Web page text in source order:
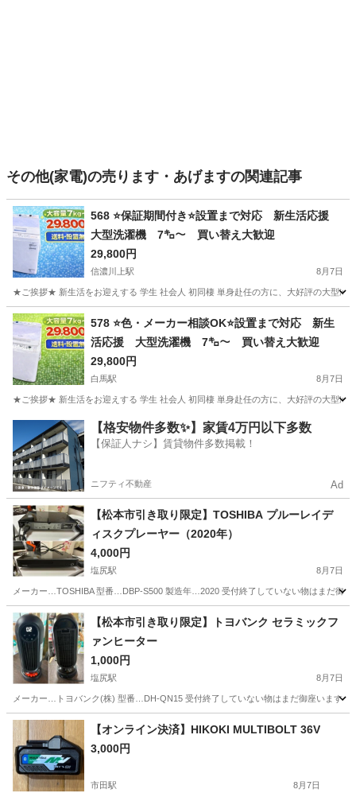
その他(家電)の売ります・あげますの関連記事
568 ⭐️保証期間付き⭐️設置まで対応 新生活応援
大型洗濯機 7㌔〜 買い替え大歓迎
29,800円
信濃川上駅 8月7日
★ご挨拶★ 新生活をお迎えする 学生 社会人 初同棲 単身赴任の方に、大好評の大型冷
長野 南佐久郡 信濃川上駅 生活家電 商品
578 ⭐️色・メーカー相談OK⭐️設置まで対応 新生
活応援 大型洗濯機 7㌔〜 買い替え大歓迎
29,800円
白馬駅 8月7日
★ご挨拶★ 新生活をお迎えする 学生 社会人 初同棲 単身赴任の方に、大好評の大型冷
北安曇郡 白馬駅 生活家電 商品
【格安物件多数✨】家賃4万円以下多数
【保証人ナシ】賃貸物件多数掲載！
ニフティ不動産 Ad
【松本市引き取り限定】TOSHIBA プルーレイデ
ィスクプレーヤー（2020年）
4,000円
塩尻駅 8月7日
メーカー…TOSHIBA 型番…DBP-S500 製造年…2020 受付終了していない物はまだ御
長野 東筑摩郡 塩尻駅 映像プレーヤー、レコーダー 大型
【松本市引き取り限定】トヨバンク セラミックフ
ァンヒーター
1,000円
塩尻駅 8月7日
メーカー…トヨバンク(株) 型番…DH-QN15 受付終了していない物はまだ御座います
長野 東筑摩郡 塩尻駅 季節、空調家電
セラミックファンヒーター
【オンライン決済】HIKOKI MULTIBOLT 36V
3,000円
市田駅 8月7日